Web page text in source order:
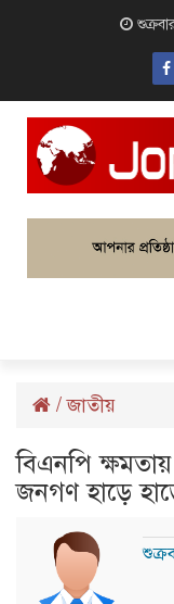
/জাতীয়
বিএনপি
জনগণ হাড়ে